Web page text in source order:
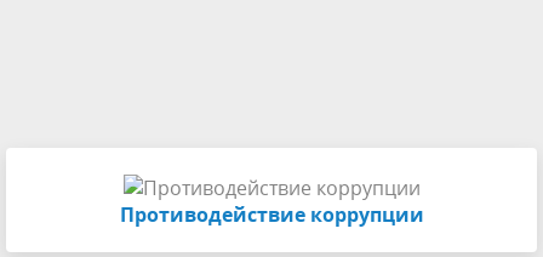
Противодействие коррупции